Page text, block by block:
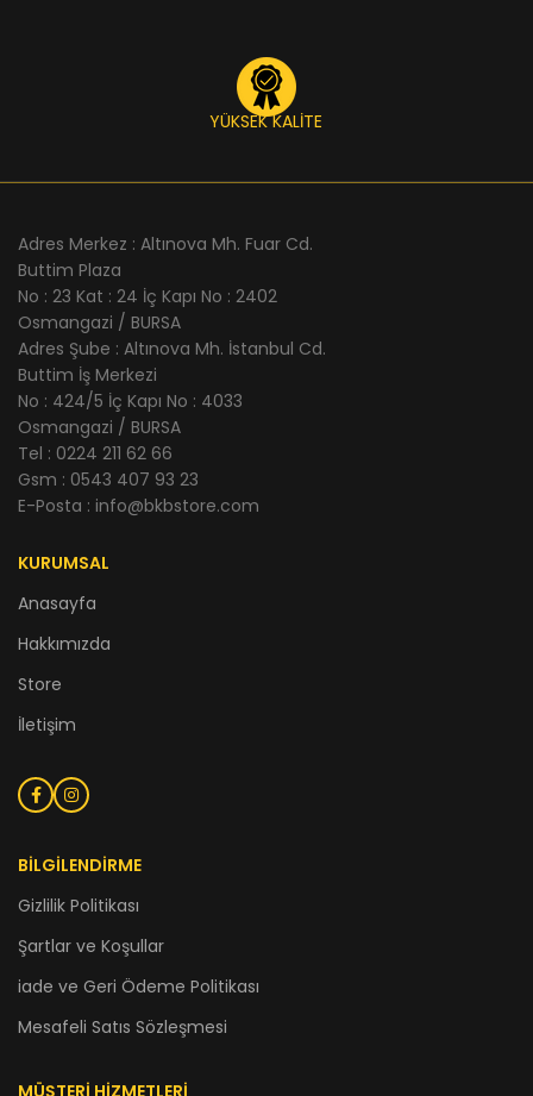
YÜKSEK KALİTE
Adres Merkez : Altınova Mh. Fuar Cd.
Buttim Plaza
No : 23 Kat : 24 İç Kapı No : 2402
Osmangazi / BURSA
Adres Şube : Altınova Mh. İstanbul Cd.
Buttim İş Merkezi
No : 424/5 İç Kapı No : 4033
Osmangazi / BURSA
Tel : 0224 211 62 66
Gsm : 0543 407 93 23
E-Posta : info@bkbstore.com
KURUMSAL
Anasayfa
Hakkımızda
Store
İletişim
BİLGİLENDİRME
Gizlilik Politikası
Şartlar ve Koşullar
iade ve Geri Ödeme Politikası
Mesafeli Satıs Sözleşmesi